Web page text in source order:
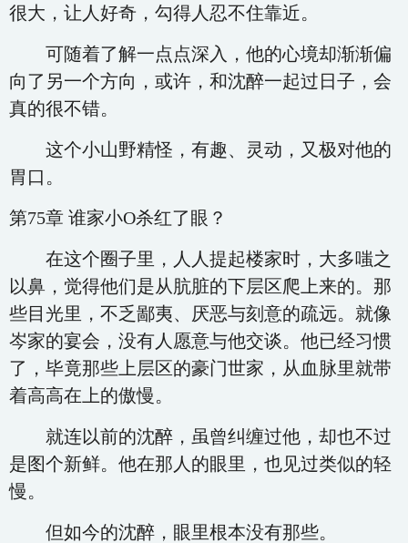
很大，让人好奇，勾得人忍不住靠近。
可随着了解一点点深入，他的心境却渐渐偏
向了另一个方向，或许，和沈醉一起过日子，会
真的很不错。
这个小山野精怪，有趣、灵动，又极对他的
胃口。
第75章 谁家小O杀红了眼？
在这个圈子里，人人提起楼家时，大多嗤之
以鼻，觉得他们是从肮脏的下层区爬上来的。那
些目光里，不乏鄙夷、厌恶与刻意的疏远。就像
岑家的宴会，没有人愿意与他交谈。他已经习惯
了，毕竟那些上层区的豪门世家，从血脉里就带
着高高在上的傲慢。
就连以前的沈醉，虽曾纠缠过他，却也不过
是图个新鲜。他在那人的眼里，也见过类似的轻
慢。
但如今的沈醉，眼里根本没有那些。